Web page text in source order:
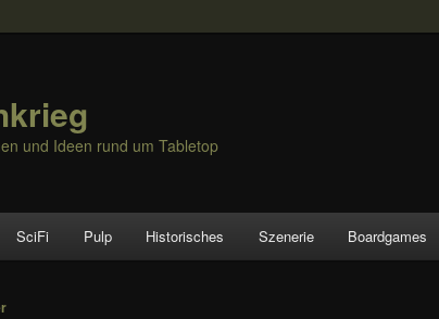
und Ideen rund um Tabletop
SciFi Pulp Historisches Szenerie Boardgames